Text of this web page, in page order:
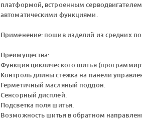
платформой, встроенным
автоматическими функциями.
Применение: пошив изделий из средних
Преимущества:
Функция циклического шитья
Контроль длины стежка на панели
Герметичный масляный поддон.
Сенсорный дисплей.
Подсветка поля шитья.
Возможность шитья в обратном